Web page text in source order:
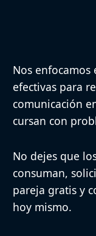
Nos
efectivas para
comunicación
cursan con
No dejes que
consuman,
pareja gratis y
hoy mismo.